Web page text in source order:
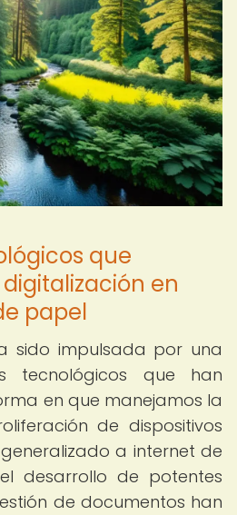
que
en
papel
sido impulsada por una
tecnológicos que han
en que manejamos la
de dispositivos
a internet de
desarrollo de potentes
de documentos han